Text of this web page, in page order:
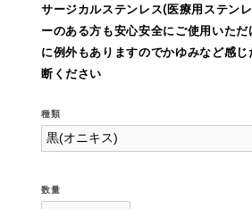
サージカルステンレス(医療用ステン
ーのある方も安心安全にご使用いた
に例外もありますのでかゆみなど感じ
断ください
種類
数量